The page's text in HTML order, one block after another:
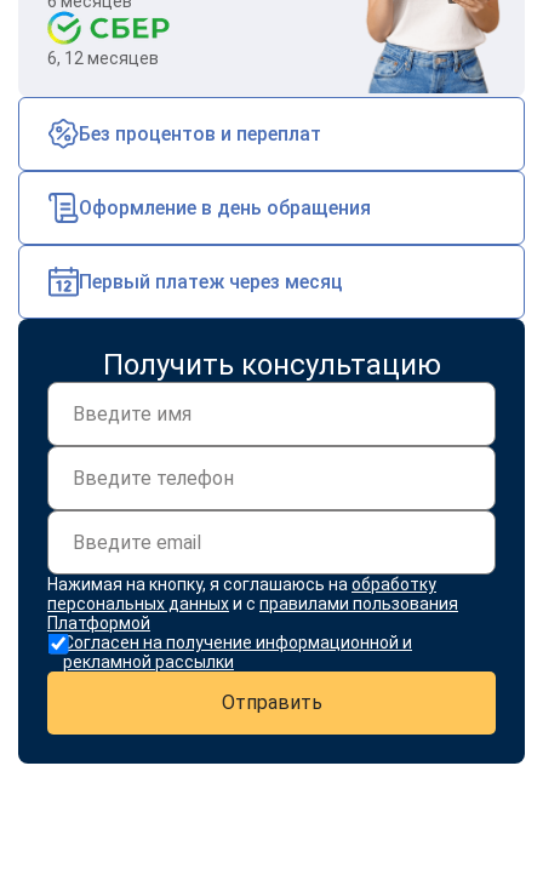
6, 12 месяцев
Без процентов и переплат
Оформление в день обращения
Первый платеж через месяц
Получить консультацию
Нажимая на кнопку, я соглашаюсь на обработку
персональных данныхи с правилами пользования
Платформой
Согласен на получение информационной и
рекламной рассылки
Отправить